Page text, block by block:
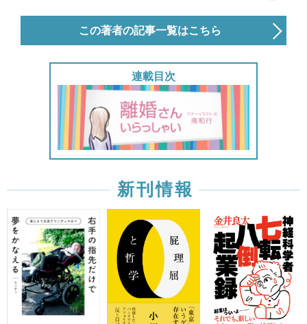
この著者の記事一覧はこちら
連載目次
新刊情報